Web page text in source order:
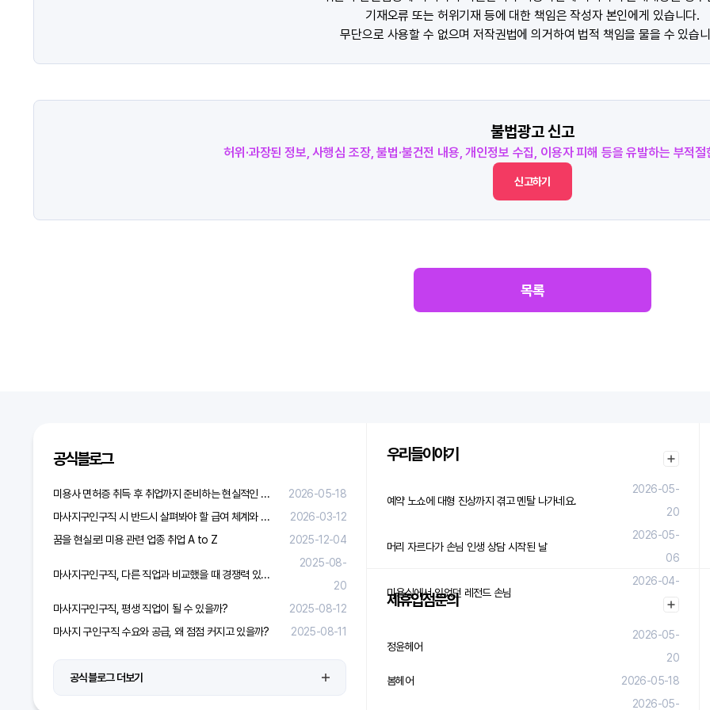
기재오류 또는 허위기재 등에 대한 책임은 작성자 본인에게 있습니다.
무단으로 사용할 수 없으며 저작권법에 의거하여 법적 책임을 물을 수 있습
불법광고 신고
허위·과장된 정보, 사행심 조장, 불법·불건전 내용, 개인정보 수집, 이용자 피해 등을 유발하는 부적
신고하기
목록
공식블로그
미용사 면허증 취득 후 취업까지 준비하는 현실적인 방법
2026-05-18
마사지구인구직 시 반드시 살펴봐야 할 급여 체계와 합리적 보상 가이드
2026-03-12
꿈을 현실로! 미용 관련 업종 취업 A to Z
2025-12-04
마사지구인구직, 다른 직업과 비교했을 때 경쟁력 있을까?
2025-08-
20
마사지구인구직, 평생 직업이 될 수 있을까?
2025-08-12
마사지 구인구직 수요와 공급, 왜 점점 커지고 있을까?
2025-08-11
공식블로그 더보기
우리들이야기
예약 노쇼에 대형 진상까지 겪고 멘탈 나가네요.
2026-05-
20
머리 자르다가 손님 인생 상담 시작된 날
2026-05-
06
미용실에서 있었던 레전드 손님
2026-04-
29
제휴입점문의
정윤헤어
2026-05-
20
봄헤어
2026-05-18
2026-05-